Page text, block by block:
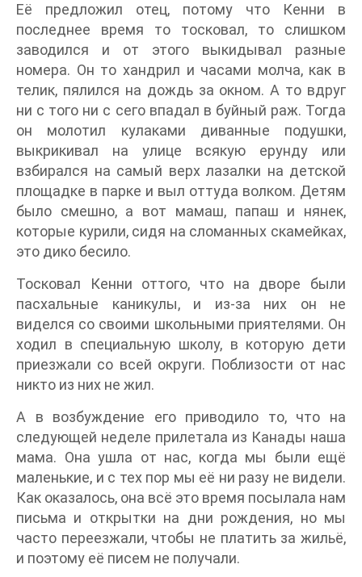
Её предложил отец, потому что Кенни в
последнее время то тосковал, то слишком
заводился и от этого выкидывал разные
номера. Он то хандрил и часами молча, как в
телик, пялился на дождь за окном. А то вдруг
ни с того ни с сего впадал в буйный раж. Тогда
он молотил кулаками диванные подушки,
выкрикивал на улице всякую ерунду или
взбирался на самый верх лазалки на детской
площадке в парке и выл оттуда волком. Детям
было смешно, а вот мамаш, папаш и нянек,
которые курили, сидя на сломанных скамейках,
это дико бесило.
Тосковал Кенни оттого, что на дворе были
пасхальные каникулы, и из-за них он не
виделся со своими школьными приятелями. Он
ходил в специальную школу, в которую дети
приезжали со всей округи. Поблизости от нас
никто из них не жил.
А в возбуждение его приводило то, что на
следующей неделе прилетала из Канады наша
мама. Она ушла от нас, когда мы были ещё
маленькие, и с тех пор мы её ни разу не видели.
Как оказалось, она всё это время посылала нам
письма и открытки на дни рождения, но мы
часто переезжали, чтобы не платить за жильё,
и поэтому её писем не получали.